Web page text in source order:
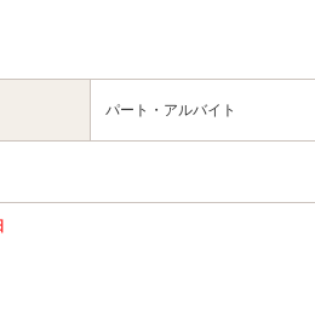
パート・アルバイト